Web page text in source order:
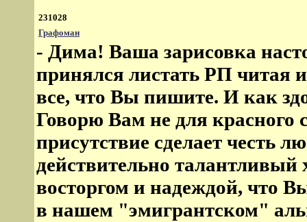
231028
Графоман
- Дима! Ваша зарисовка
принялся листать РП читая
все, что Вы пишите. И как
Говорю Вам не для красного
присутствие сделает честь
действительно
восторгом и надеждой, что
в нашем "эмигрантском"